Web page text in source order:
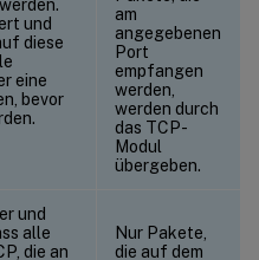
und
diese
eine
bevor
am
angegebenen
Port
empfangen
werden,
werden durch
das TCP-
Modul
übergeben.
und
alle
die an
Nur Pakete,
die auf dem